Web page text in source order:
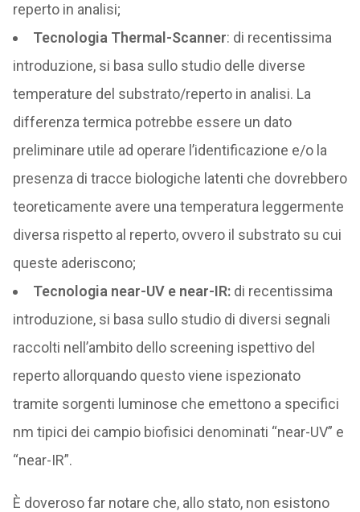
reperto in analisi;
Tecnologia Thermal-Scanner: di recentissima
introduzione, si basa sullo studio delle diverse
temperature del substrato/reperto in analisi. La
differenza termica potrebbe essere un dato
preliminare utile ad operare l’identificazione e/o la
presenza di tracce biologiche latenti che dovrebbero
teoreticamente avere una temperatura leggermente
diversa rispetto al reperto, ovvero il substrato su cui
queste aderiscono;
Tecnologia near-UV e near-IR:di recentissima
introduzione, si basa sullo studio di diversi segnali
raccolti nell’ambito dello screening ispettivo del
reperto allorquando questo viene ispezionato
tramite sorgenti luminose che emettono a specifici
nm tipici dei campio biofisici denominati “near-UV” e
“near-IR”.
È doveroso far notare che, allo stato, non esistono